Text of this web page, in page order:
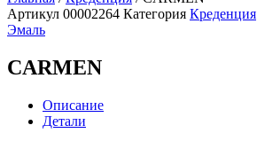
Артикул 00002264 Категория Креденция
Эмаль
CARMEN
Описание
Детали